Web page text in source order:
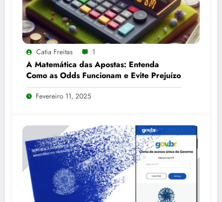
Catia Freitas 1
A Matemática das Apostas: Entenda
Como as Odds Funcionam e Evite Prejuízo
Fevereiro 11, 2025